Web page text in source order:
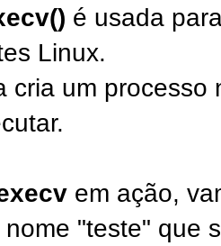
é usada
Linux.
cria um processo
em ação,
"teste" que